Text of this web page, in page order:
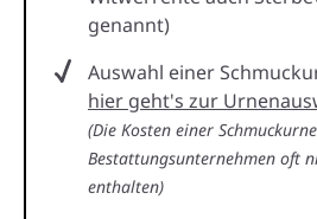
genannt)
Auswahl einer
hier geht's zur
(Die Kosten einer
Bestattungsunternehmen oft
enthalten)